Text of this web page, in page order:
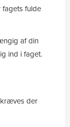
fagets fulde
af din
ind i faget.
kræves der